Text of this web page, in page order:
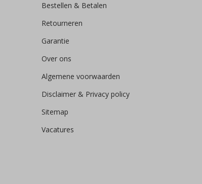
Bestellen & Betalen
Retourneren
Garantie
Over ons
Algemene voorwaarden
Disclaimer & Privacy policy
Sitemap
Vacatures